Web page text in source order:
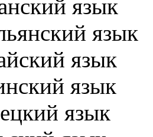
язык
язык
язык
язык
язык